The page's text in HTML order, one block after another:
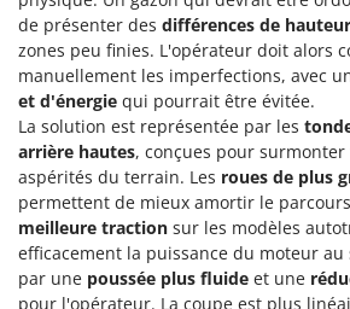
de présenter des différences de
zones peu finies. L'opérateur doit alors
manuellement les imperfections, avec
et d'énergie qui pourrait être évitée.
La solution est représentée par les
arrière hautes, conçues pour
aspérités du terrain. Les roues de plus
permettent de mieux amortir le
meilleure traction sur les modèles
efficacement la puissance du moteur au
par une poussée plus fluide et une
pour l'opérateur. La coupe est plus